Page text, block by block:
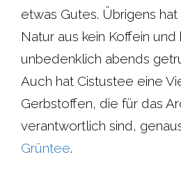
etwas Gutes. Übrigens
Natur aus kein Koffein und
unbedenklich abends
Auch hat Cistustee eine
Gerbstoffen, die für das
verantwortlich sind,
Grüntee.